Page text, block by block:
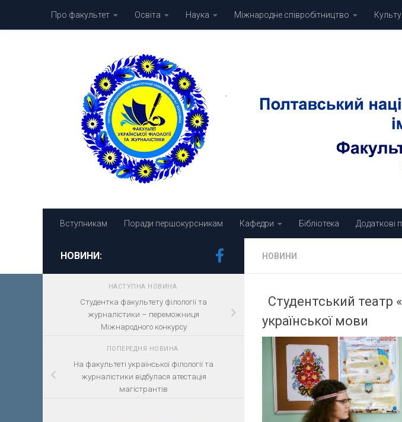
Skip to contentПро факультет Освіта Наука Міжнародне співробітництво
Вступникам Поради першокурсникам Кафедри Бібліотека Додаткові
НОВИНИ
Студентський театр
української мови
НОВИНИ:
НАСТУПНА НОВИНА
Студентка факультету філології та
журналістики – переможниця
Міжнародного конкурсу
ПОПЕРЕДНЯ НОВИНА
На факультеті української філології та
журналістики відбулася атестація
магістрантів